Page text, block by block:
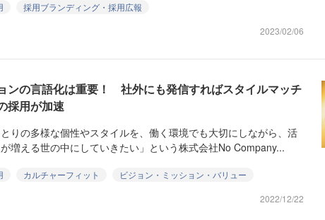
採用ブランディング・採用広報
2023/02/06
ンの言語化は重要！ 社外にも発信すればスタイルマッチ
採用が加速
りの多様な個性やスタイルを、働く環境でも大切にしながら、活
増える世の中にしていきたい」という株式会社No Company...
カルチャーフィット
ビジョン・ミッション・バリュー
2022/12/22